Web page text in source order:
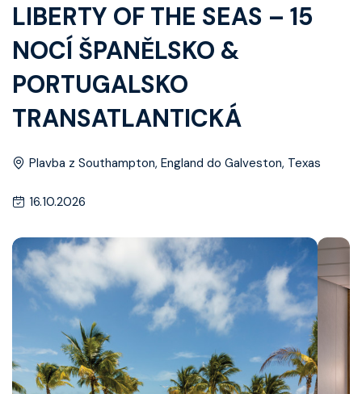
Zážitky z plaveb
Užitečné informace
Často kladené otázky
Články
Kontakt
Vyhledat plavbu
LIBERTY OF THE SEAS – 15
NOCÍ ŠPANĚLSKO &
PORTUGALSKO
TRANSATLANTICKÁ
Plavba z Southampton, England do Galveston, Texas
16.10.2026